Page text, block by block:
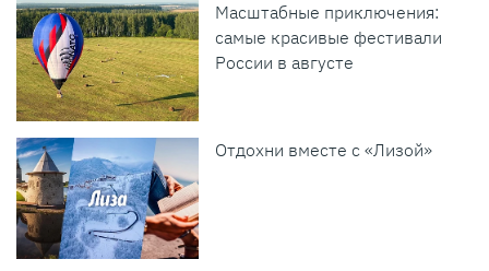
Масштабные приключения:
самые красивые фестивали
России в августе
Отдохни вместе с «Лизой»